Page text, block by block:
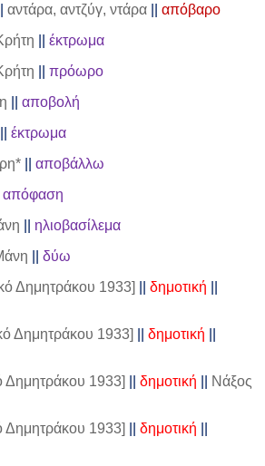
αντάρα, αντζύγ, ντάρα|| απόβαρο
έκτρωμα
πρόωρο
αποβολή
έκτρωμα
|| αποβάλλω
απόφαση
ηλιοβασίλεμα
δύω
Δημητράκου 1933]
δημοτική
Δημητράκου 1933]
δημοτική
Δημητράκου 1933]
δημοτική
Νάξος
Δημητράκου 1933]
δημοτική